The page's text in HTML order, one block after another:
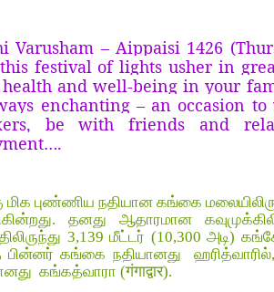
Varusham – Aippaisi 1426
festival of lights usher in
health and well-being in your
enchanting – an occasion
be with friends and
மிக புண்ணிய நதியான கங்கை
தனது ஆதாரமான
3,139 மீட்டர் (10,300 அடி)
கங்கை நதியானது
கங்கத்வாரா (गंगाद्वार).